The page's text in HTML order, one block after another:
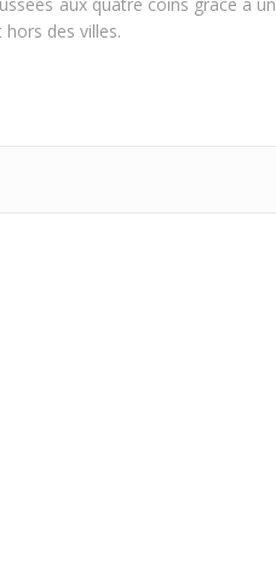
des villes.